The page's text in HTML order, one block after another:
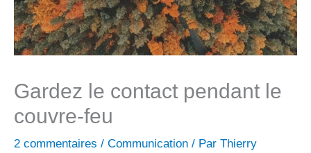
Gardez le contact pendant le
couvre-feu
2 commentaires / Communication / Par Thierry